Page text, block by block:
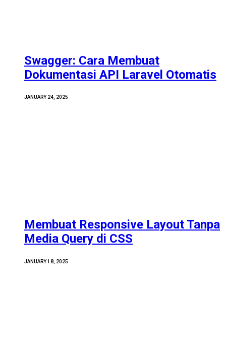
Swagger: Cara Membuat
Dokumentasi API Laravel Otomatis
JANUARY 24, 2025
Membuat Responsive Layout Tanpa
Media Query di CSS
JANUARY 18, 2025